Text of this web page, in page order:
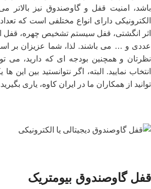
باشد، امنیت قفل و گاوصندوق نیز بالاتر
الکترونیکی دارای انواع مختلفی است که
اثر انگشتی، قفل سیستم تشخیص چهره، قفل
عددی و … می باشند. لذا، شما عزیزان بر
نظرتان و همچنین بودجه ای که دارید، می
انتخاب نمایید. البته، اگر نتوانستید بین این
توانید از همکاران ما در
ایران کاوه، یاری
قفل گاوصندوق بیومتریک